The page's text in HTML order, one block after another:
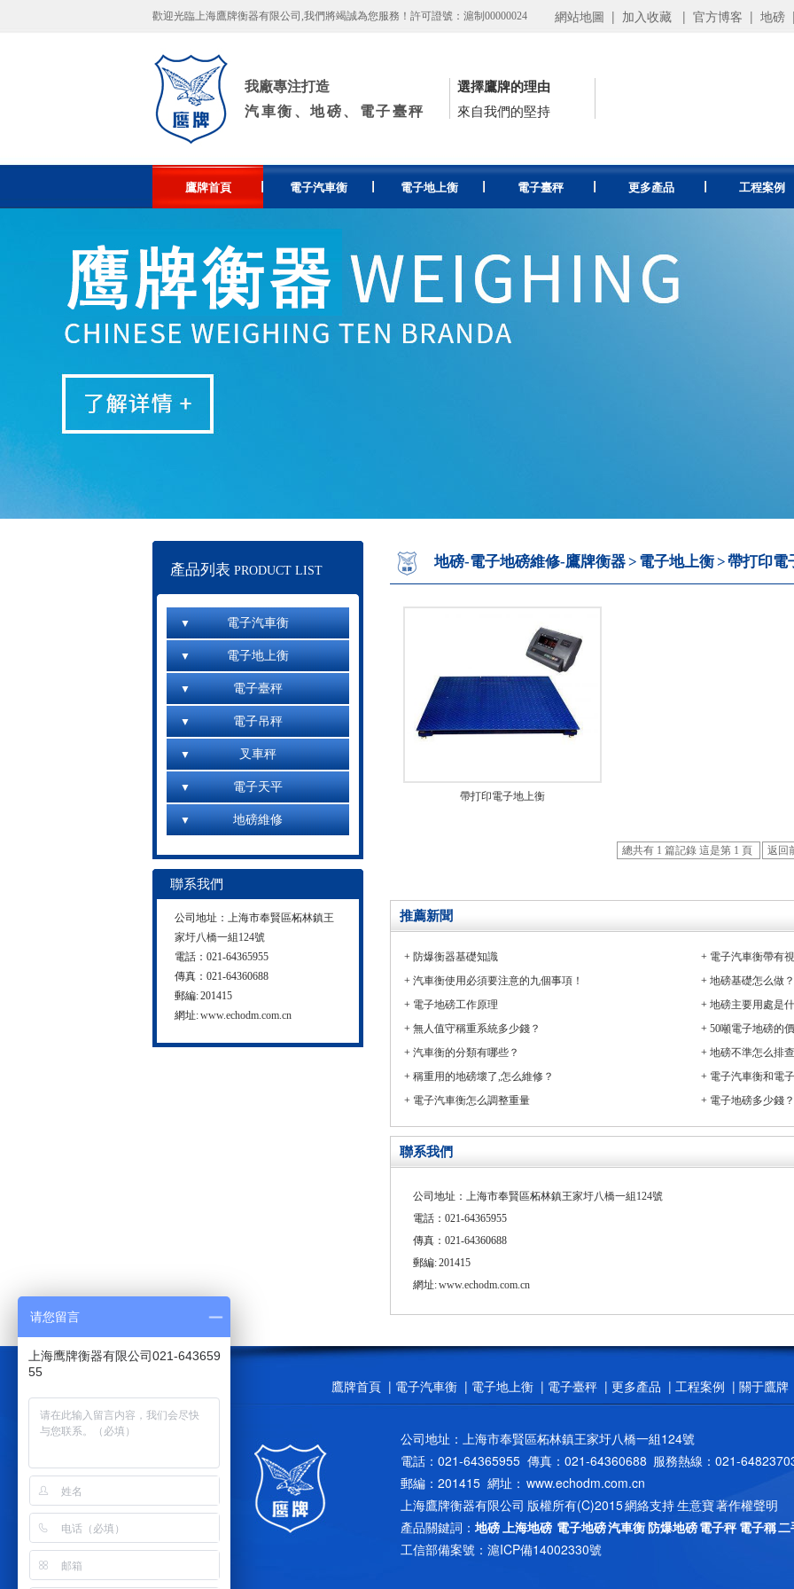
歡迎光臨上海鷹牌衡器有限公司,我們將竭誠為您服務！許可證號：滬制00000024 網站地圖 | 加入收藏 | 官方博客 | 地磅
我廠專注打造
汽車衡、地磅、電子臺秤
選擇鷹牌的理由
來自我們的堅持
鷹牌首頁 電子汽車衡 電子地上衡 電子臺秤 更多產品 工程案例
產品列表 PRODUCT LIST
電子汽車衡
電子地上衡
電子臺秤
電子吊秤
叉車秤
電子天平
地磅維修
聯系我們
公司地址：上海市奉賢區柘林鎮王
家圩八橋一組124號
電話：021-64365955
傳真：021-64360688
郵編: 201415
網址:www.echodm.com.cn
地磅-電子地磅維修-鷹牌衡器> 電子地上衡>帶打印電
帶打印電子地上衡
總共有 1 篇記錄 這是第 1 頁 返回
推薦新聞
+ 防爆衡器基礎知識 + 電子汽車衡帶有
+ 汽車衡使用必須要注意的九個事項！ + 地磅基礎怎么做？
+ 電子地磅工作原理 + 地磅主要用處是
+ 無人值守稱重系統多少錢？ + 50噸電子地磅的
+ 汽車衡的分類有哪些？ + 地磅不準怎么排
+ 稱重用的地磅壞了,怎么維修？ + 電子汽車衡和電
+ 電子汽車衡怎么調整重量 + 電子地磅多少錢？
聯系我們
公司地址：上海市奉賢區柘林鎮王家圩八橋一組124號
電話：021-64365955
傳真：021-64360688
郵編: 201415
網址:www.echodm.com.cn
鷹牌首頁 | 電子汽車衡 | 電子地上衡 | 電子臺秤 | 更多產品 | 工程案例 | 關于鷹牌
公司地址：上海市奉賢區柘林鎮王家圩八橋一組124號
電話：021-64365955 傳真：021-64360688 服務熱線：021-
郵編：201415 網址： www.echodm.com.cn
上海鷹牌衡器有限公司 版權所有(C)2015網絡支持生意寶著作權聲明
產品關鍵詞： 地磅上海地磅 電子地磅汽車衡防爆地磅電子秤 電子稱二
工信部備案號： 滬ICP備14002330號
请您留言
上海鹰牌衡器有限公司021-643659
55